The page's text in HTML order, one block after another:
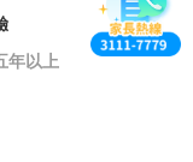
年以上